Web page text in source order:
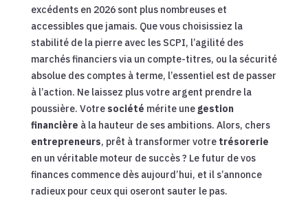
excédents en 2026 sont plus nombreuses et
accessibles que jamais. Que vous choisissiez la
stabilité de la pierre avec les SCPI, l’agilité des
marchés financiers via un compte-titres, ou la sécurité
absolue des comptes à terme, l’essentiel est de passer
à l’action. Ne laissez plus votre argent prendre la
poussière. Votre société mérite une gestion
financière à la hauteur de ses ambitions. Alors, chers
entrepreneurs, prêt à transformer votre trésorerie
en un véritable moteur de succès ? Le futur de vos
finances commence dès aujourd’hui, et il s’annonce
radieux pour ceux qui oseront sauter le pas.